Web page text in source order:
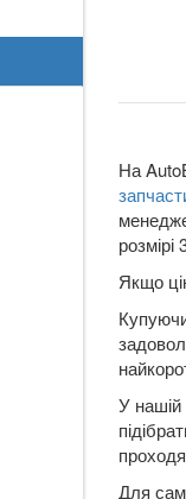
На
розмірі
Якщо
У нашій
Для